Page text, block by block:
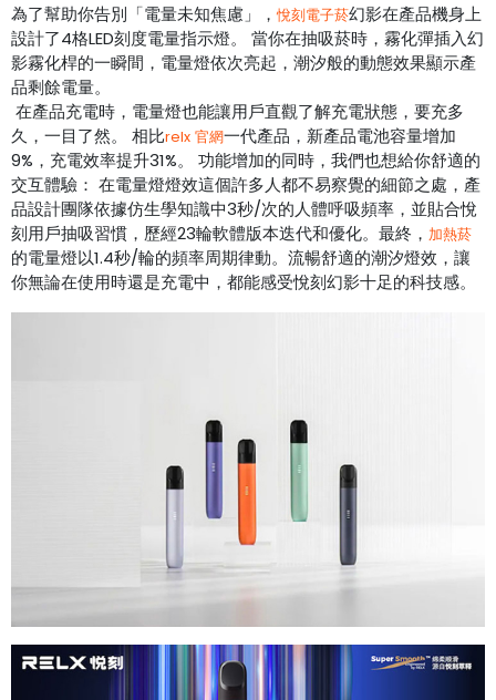
為了幫助你告別「電量未知焦慮」，悅刻電子菸幻影在產品機身上
設計了4格LED刻度電量指示燈。 當你在抽吸菸時，霧化彈插入幻
影霧化桿的一瞬間，電量燈依次亮起，潮汐般的動態效果顯示產
品剩餘電量。
在產品充電時，電量燈也能讓用戶直觀了解充電狀態，要充多
久，一目了然。 相比relx 官網一代產品，新產品電池容量增加
9%，充電效率提升31%。 功能增加的同時，我們也想給你舒適的
交互體驗： 在電量燈燈效這個許多人都不易察覺的細節之處，產
品設計團隊依據仿生學知識中3秒/次的人體呼吸頻率，並貼合悅
刻用戶抽吸習慣，歷經23輪軟體版本迭代和優化。最終， 加熱菸
的電量燈以1.4秒/輪的頻率周期律動。流暢舒適的潮汐燈效，讓
你無論在使用時還是充電中，都能感受悅刻幻影十足的科技感。